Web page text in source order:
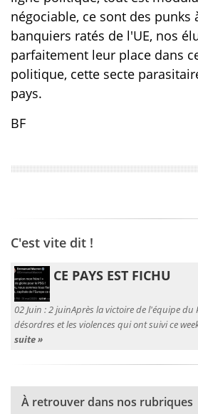
négociable, ce sont des punks
banquiers ratés de l'UE, nos
parfaitement leur place dans
politique, cette secte
pays.
BF
C'est vite dit !
CE PAYS EST FICHU
02 Juin :2 juinAprès la victoire de l'équipe du
désordres et les violences qui ont suivi ce
suite »
À retrouver dans nos rubriques